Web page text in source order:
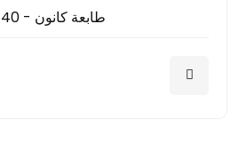
Canon PIXMA TS3440 - طابعة كانون